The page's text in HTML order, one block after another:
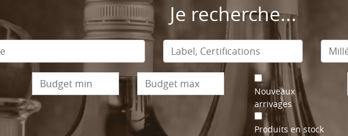
Je recherche...
Nouveaux
arrivages
Produits en stock